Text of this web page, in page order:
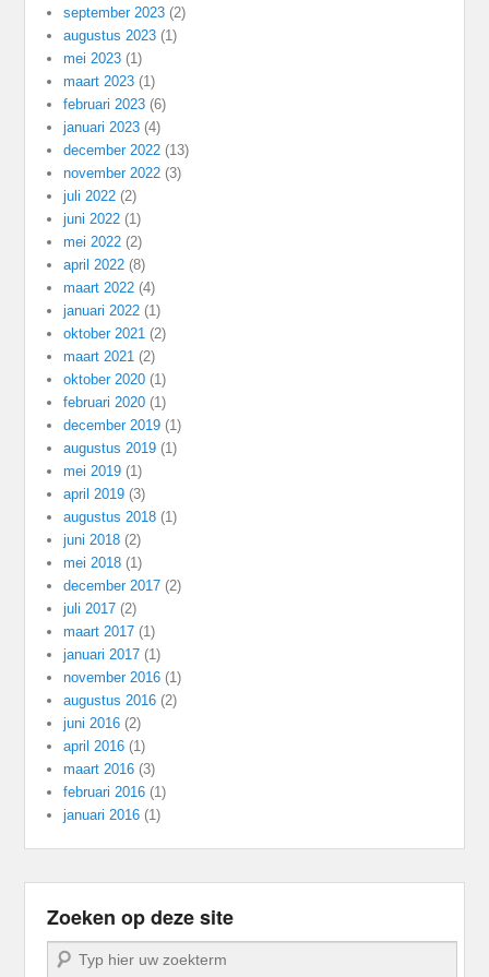
september 2023 (2)
augustus 2023 (1)
mei 2023 (1)
maart 2023 (1)
februari 2023 (6)
januari 2023 (4)
december 2022 (13)
november 2022 (3)
juli 2022 (2)
juni 2022 (1)
mei 2022 (2)
april 2022 (8)
maart 2022 (4)
januari 2022 (1)
oktober 2021 (2)
maart 2021 (2)
oktober 2020 (1)
februari 2020 (1)
december 2019 (1)
augustus 2019 (1)
mei 2019 (1)
april 2019 (3)
augustus 2018 (1)
juni 2018 (2)
mei 2018 (1)
december 2017 (2)
juli 2017 (2)
maart 2017 (1)
januari 2017 (1)
november 2016 (1)
augustus 2016 (2)
juni 2016 (2)
april 2016 (1)
maart 2016 (3)
februari 2016 (1)
januari 2016 (1)
Zoeken op deze site
Zoeken